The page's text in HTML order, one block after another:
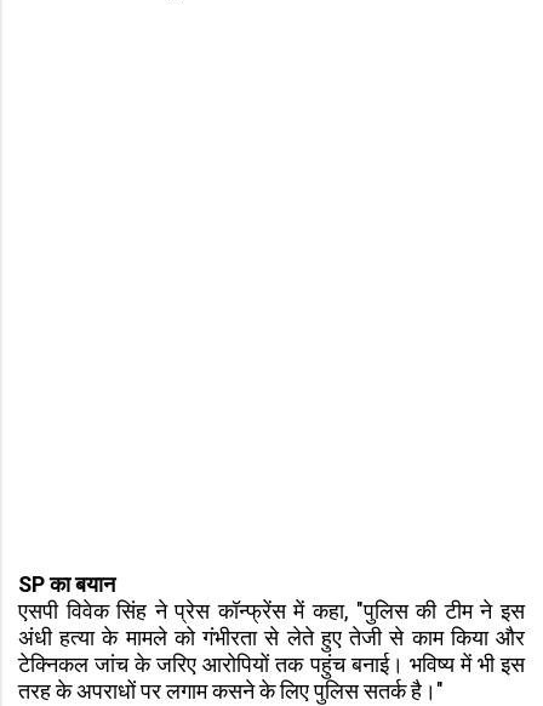
SP का बयान
एसपी विवेक सिंह ने प्रेस कॉन्फ्रेंस में कहा, "पुलिस की टीम ने इस
अंधी हत्या के मामले को गंभीरता से लेते हुए तेजी से काम किया और
टेक्निकल जांच के जरिए आरोपियों तक पहुंच बनाई। भविष्य में भी इस
तरह के अपराधों पर लगाम कसने के लिए पुलिस सतर्क है।"